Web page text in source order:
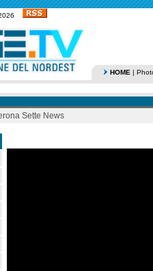
2026
HOME |
Sette News